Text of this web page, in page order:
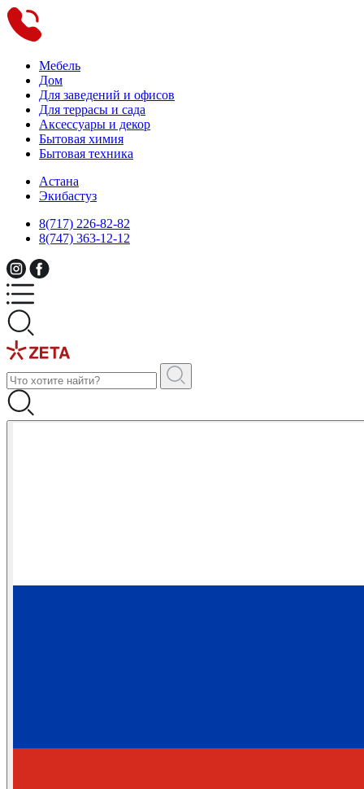
Мебель
Дом
Для заведений и офисов
Для террасы и сада
Аксессуары и декор
Бытовая химия
Бытовая техника
Астана
Экибастуз
8(717) 226-82-82
8(747) 363-12-12